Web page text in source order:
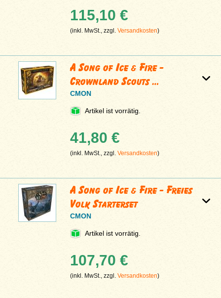
115,10 €
(inkl. MwSt., zzgl.Versandkosten)
A Song of Ice & Fire -
Crownland Scouts …
CMON
Artikel ist vorrätig.
41,80 €
(inkl. MwSt., zzgl.Versandkosten)
A Song of Ice & Fire - Freies
Volk Starterset
CMON
Artikel ist vorrätig.
107,70 €
(inkl. MwSt., zzgl.Versandkosten)